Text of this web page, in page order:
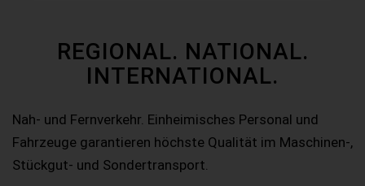
REGIONAL. NATIONAL.
INTERNATIONAL.
Nah- und Fernverkehr. Einheimisches Personal und
Fahrzeuge garantieren höchste Qualität im Maschinen-,
Stückgut- und Sondertransport.